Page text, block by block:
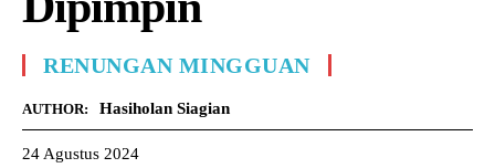
RENUNGAN MINGGUAN
AUTHOR: Hasiholan Siagian
24 Agustus 2024